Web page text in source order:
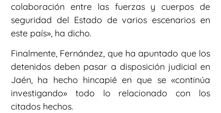
colaboración entre las fuerzas y cuerpos de
seguridad del Estado de varios escenarios en
este país», ha dicho.
Finalmente, Fernández, que ha apuntado que los
detenidos deben pasar a disposición judicial en
Jaén, ha hecho hincapié en que se «continúa
investigando» todo lo relacionado con los
citados hechos.